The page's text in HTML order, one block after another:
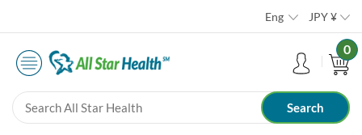
Eng JPY¥
0